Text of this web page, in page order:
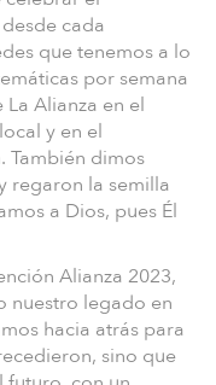
cada
que tenemos a lo
por semana
Alianza en el
y en el
También dimos
regaron la semilla
a Dios, pues Él
Alianza 2023,
nuestro legado en
hacia atrás para
sino que